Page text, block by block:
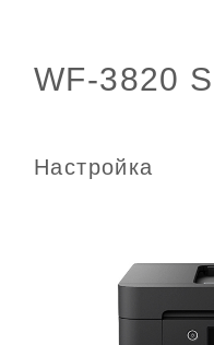
Настройка